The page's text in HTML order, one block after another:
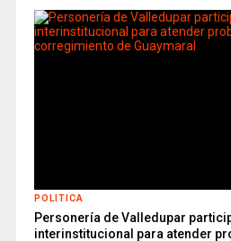
POLITICA
Personería de Valledupar
interinstitucional para atender